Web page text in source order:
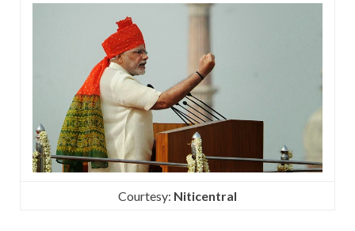
Courtesy: Niticentral